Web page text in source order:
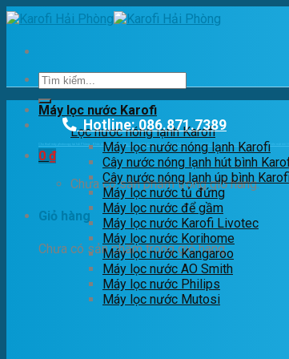
Skip
to
Tìm
kiếm:
Hotline: 086.871.7389
Cho thuê máy photocopy tại hải Phòng Khắc dấu Hải phòng Máy lọc nước Hải Phòng Yến Sào Hải Phòng Cầm Đồ Hải Phòng Điện năng lượng mặt trời Hải Phòng Điện mặt trời
0 ₫
Chưa có sản phẩm trong giỏ hàng.
Giỏ hàng
Chưa có sản phẩm trong giỏ hàng.
Máy lọc nước Karofi
Lọc nước nóng lạnh Karofi
Máy lọc nước nóng lạnh Karofi
Cây nước nóng lạnh hút bình
Cây nước nóng lạnh úp bình
Máy lọc nước tủ đứng
Máy lọc nước để gầm
Máy lọc nước Karofi Livotec
Máy lọc nước Korihome
Máy lọc nước Kangaroo
Máy lọc nước AO Smith
Máy lọc nước Philips
Máy lọc nước Mutosi